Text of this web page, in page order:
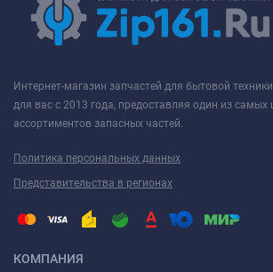
Интернет-магазин запчастей для бытовой
для вас с 2013 года, предоставляя один из самых
ассортиментов запасных частей.
Политика персональных данных
Представительства в регионах
КОМПАНИЯ